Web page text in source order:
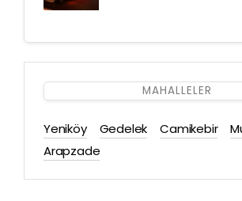
MAHALLELER
Yeniköy Gedelek Camikebir
Arapzade